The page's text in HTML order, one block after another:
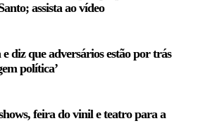
assista ao vídeo
diz que adversários estão por trás
política’
feira do vinil e teatro para a